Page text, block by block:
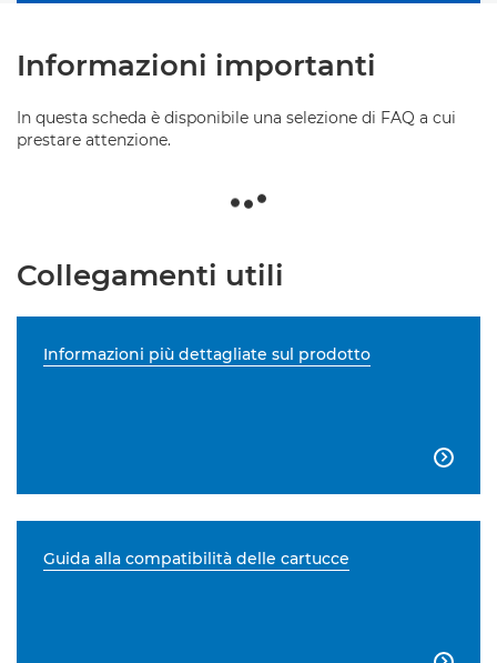
Informazioni importanti
In questa scheda è disponibile una selezione di FAQ a cui
prestare attenzione.
Collegamenti utili
Informazioni più dettagliate sul prodotto

Guida alla compatibilità delle cartucce
